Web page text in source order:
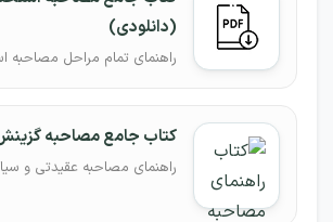
(دانلودی)
راهنمای تمام مراحل مصاحبه
کتاب جامع مصاحبه
راهنمای مصاحبه عقیدتی و